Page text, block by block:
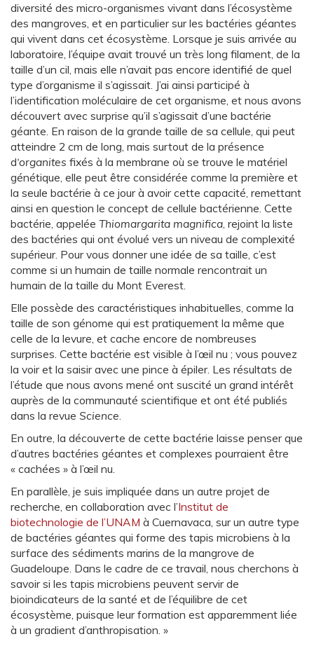
diversité des micro-organismes vivant dans l’écosystème
des mangroves, et en particulier sur les bactéries géantes
qui vivent dans cet écosystème. Lorsque je suis arrivée au
laboratoire, l’équipe avait trouvé un très long filament, de la
taille d’un cil, mais elle n’avait pas encore identifié de quel
type d’organisme il s’agissait. J’ai ainsi participé à
l’identification moléculaire de cet organisme, et nous avons
découvert avec surprise qu’il s’agissait d’une bactérie
géante. En raison de la grande taille de sa cellule, qui peut
atteindre 2 cm de long, mais surtout de la présence
d‘organites fixés à la membrane où se trouve le matériel
génétique, elle peut être considérée comme la première et
la seule bactérie à ce jour à avoir cette capacité, remettant
ainsi en question le concept de cellule bactérienne. Cette
bactérie, appelée Thiomargarita magnifica, rejoint la liste
des bactéries qui ont évolué vers un niveau de complexité
supérieur. Pour vous donner une idée de sa taille, c’est
comme si un humain de taille normale rencontrait un
humain de la taille du Mont Everest.
Elle possède des caractéristiques inhabituelles, comme la
taille de son génome qui est pratiquement la même que
celle de la levure, et cache encore de nombreuses
surprises. Cette bactérie est visible à l’œil nu ; vous pouvez
la voir et la saisir avec une pince à épiler. Les résultats de
l’étude que nous avons mené ont suscité un grand intérêt
auprès de la communauté scientifique et ont été publiés
dans la revue Science.
En outre, la découverte de cette bactérie laisse penser que
d’autres bactéries géantes et complexes pourraient être
« cachées » à l’œil nu.
En parallèle, je suis impliquée dans un autre projet de
recherche, en collaboration avec l’Institut de
biotechnologie de l’UNAM à Cuernavaca, sur un autre type
de bactéries géantes qui forme des tapis microbiens à la
surface des sédiments marins de la mangrove de
Guadeloupe. Dans le cadre de ce travail, nous cherchons à
savoir si les tapis microbiens peuvent servir de
bioindicateurs de la santé et de l’équilibre de cet
écosystème, puisque leur formation est apparemment liée
à un gradient d’anthropisation. »